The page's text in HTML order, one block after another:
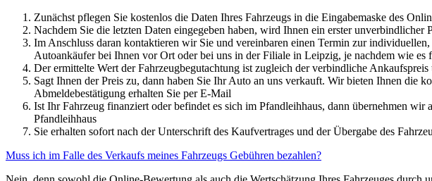
Zunächst pflegen Sie kostenlos die Daten Ihres Fahrzeugs in die Eingabemaske des
Nachdem Sie die letzten Daten eingegeben haben, wird Ihnen ein erster unverbindlicher
Im Anschluss daran kontaktieren wir Sie und vereinbaren einen Termin zur
Autoankäufer bei Ihnen vor Ort oder bei uns in der Filiale in Leipzig, je nachdem wie es
Der ermittelte Wert der Fahrzeugbegutachtung ist zugleich der verbindliche
Sagt Ihnen der Preis zu, dann haben Sie Ihr Auto an uns verkauft. Wir bieten Ihnen die
Abmeldebestätigung erhalten Sie per E-Mail
Ist Ihr Fahrzeug finanziert oder befindet es sich im Pfandleihhaus, dann übernehmen
Pfandleihhaus
Sie erhalten sofort nach der Unterschrift des Kaufvertrages und der Übergabe des
Muss ich im Falle des Verkaufs meines Fahrzeugs Gebühren bezahlen?